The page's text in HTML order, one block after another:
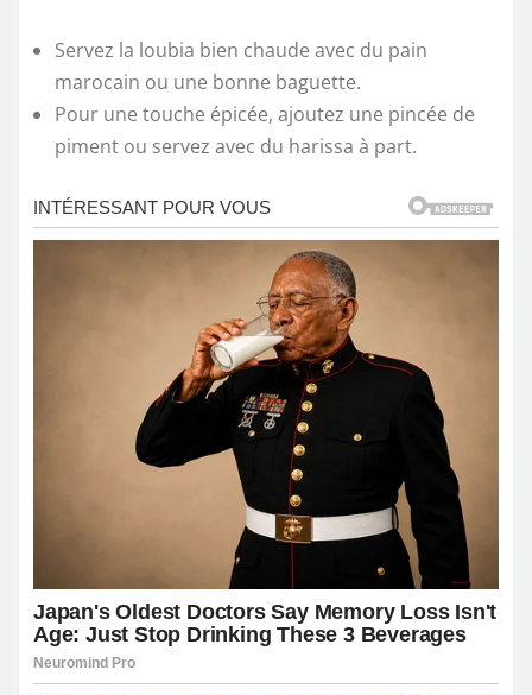
Servez la loubia bien chaude avec du pain
marocain ou une bonne baguette.
Pour une touche épicée, ajoutez une pincée de
piment ou servez avec du harissa à part.